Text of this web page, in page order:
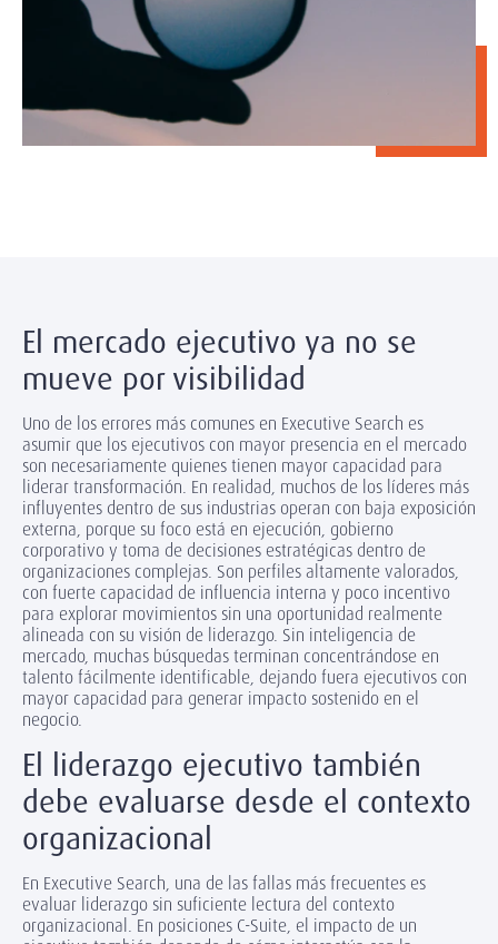
El mercado ejecutivo ya no se
mueve por visibilidad
Uno de los errores más comunes en Executive Search es
asumir que los ejecutivos con mayor presencia en el mercado
son necesariamente quienes tienen mayor capacidad para
liderar transformación. En realidad, muchos de los líderes más
influyentes dentro de sus industrias operan con baja exposición
externa, porque su foco está en ejecución, gobierno
corporativo y toma de decisiones estratégicas dentro de
organizaciones complejas. Son perfiles altamente valorados,
con fuerte capacidad de influencia interna y poco incentivo
para explorar movimientos sin una oportunidad realmente
alineada con su visión de liderazgo. Sin inteligencia de
mercado, muchas búsquedas terminan concentrándose en
talento fácilmente identificable, dejando fuera ejecutivos con
mayor capacidad para generar impacto sostenido en el
negocio.
El liderazgo ejecutivo también
debe evaluarse desde el contexto
organizacional
En Executive Search, una de las fallas más frecuentes es
evaluar liderazgo sin suficiente lectura del contexto
organizacional. En posiciones C-Suite, el impacto de un